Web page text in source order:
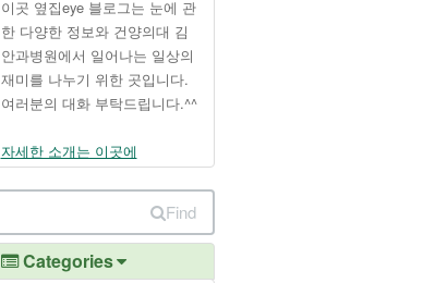
이곳 옆집eye 블로그는 눈에 관
한 다양한 정보와 건양의대 김
안과병원에서 일어나는 일상의
재미를 나누기 위한 곳입니다.
여러분의 대화 부탁드립니다.^^
자세한 소개는 이곳에
Find
Categories